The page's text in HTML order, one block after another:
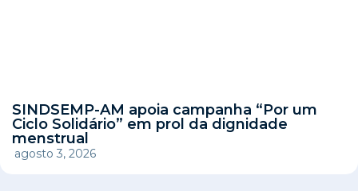
SINDSEMP-AM apoia campanha “Por um
Ciclo Solidário” em prol da dignidade
menstrual
agosto 3, 2026